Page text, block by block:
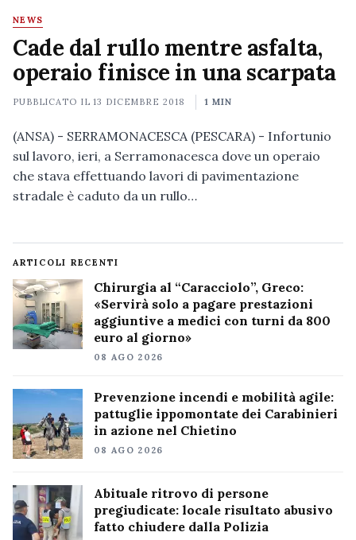
NEWS
Cade dal rullo mentre asfalta,
operaio finisce in una scarpata
PUBBLICATO IL13 DICEMBRE 2018 1 MIN
(ANSA) - SERRAMONACESCA (PESCARA) - Infortunio
sul lavoro, ieri, a Serramonacesca dove un operaio
che stava effettuando lavori di pavimentazione
stradale è caduto da un rullo…
ARTICOLI RECENTI
Chirurgia al “Caracciolo”, Greco:
«Servirà solo a pagare prestazioni
aggiuntive a medici con turni da 800
euro al giorno»
08 AGO 2026
Prevenzione incendi e mobilità agile:
pattuglie ippomontate dei Carabinieri
in azione nel Chietino
08 AGO 2026
Abituale ritrovo di persone
pregiudicate: locale risultato abusivo
fatto chiudere dalla Polizia